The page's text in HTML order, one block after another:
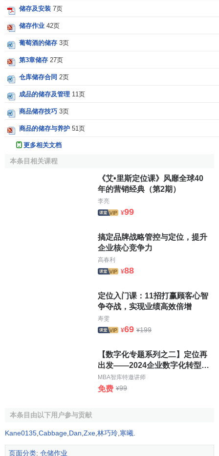
储存及安装 7页
储存作业 42页
葡萄酒的储存 3页
第3章储存 27页
仓库储存合同 2页
成品的储存及管理 11页
商品储存技巧 3页
商品的储存与养护 51页
更多相关文档
本条目相关课程
《艾•里斯定位课》风靡全球40
年的营销经典（第2期）
李亮
¥99
搞定品牌战略管控与定位，提升
企业核心竞争力
高春利
¥88
定位入门课：11招打赢顾客心智
争夺战，实现业绩高效倍增
寿雯
¥69 ¥199
【数字化专题系列之二】定位再
出发——2024企业数字化转型策
略与路径
MBA智库特邀讲师
免费 ¥99
本条目由以下用户参与贡献
Kane0135 Cabbage Dan Zxe 林巧玲 寒曦
页面分类: 仓储作业